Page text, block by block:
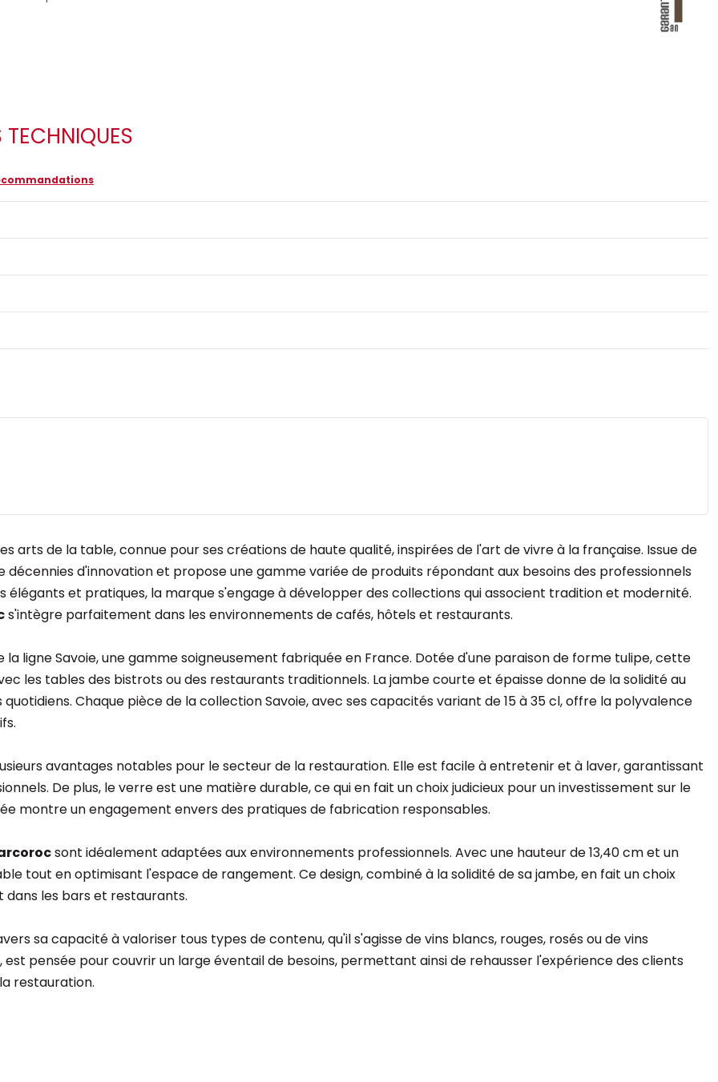
arts de la table, connue pour ses créations de haute qualité, inspirées de l'art de vivre à la française. Issue de
décennies d'innovation et propose une gamme variée de produits répondant aux besoins des professionnels
et pratiques, la marque s'engage à développer des collections qui associent tradition et modernité.
s'intègre parfaitement dans les environnements de cafés, hôtels et restaurants.
ligne Savoie, une gamme soigneusement fabriquée en France. Dotée d'une paraison de forme tulipe, cette
les tables des bistrots ou des restaurants traditionnels. La jambe courte et épaisse donne de la solidité au
Chaque pièce de la collection Savoie, avec ses capacités variant de 15 à 35 cl, offre la polyvalence
avantages notables pour le secteur de la restauration. Elle est facile à entretenir et à laver, garantissant
De plus, le verre est une matière durable, ce qui en fait un choix judicieux pour un investissement sur le
montre un engagement envers des pratiques de fabrication responsables.
sont idéalement adaptées aux environnements professionnels. Avec une hauteur de 13,40 cm et un
tout en optimisant l'espace de rangement. Ce design, combiné à la solidité de sa jambe, en fait un choix
les bars et restaurants.
sa capacité à valoriser tous types de contenu, qu'il s'agisse de vins blancs, rouges, rosés ou de vins
pensée pour couvrir un large éventail de besoins, permettant ainsi de rehausser l'expérience des clients
restauration.